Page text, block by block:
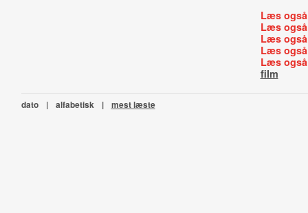
Læs
Læs
Læs
Læs
Læs
film
dato | alfabetisk | mest læste